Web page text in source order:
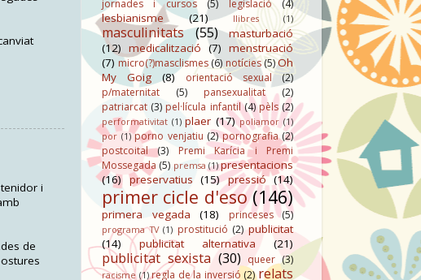
i
de
jornades i cursos
(5) legislació (4)
lesbianisme (21) llibres (1)
masculinitats (55)
masturbació
(12) medicalització (7) menstruació
(7) micro(?)masclismes (6) notícies(5)Oh
My Goig
(8) orientació sexual
(2)
p/maternitat
(5) pansexualitat
(2)
patriarcat (3) pel·lícula infantil (4) pèls (2)
performativitat (1) plaer (17) poliamor (1)
por (1) porno venjatiu (2) pornografia (2)
postcoital
(3)
Premi Karícia i Premi
Mossegada (5) premsa (1) presentacions
(16) preservatius (15) pressió (14)
primer cicle d'eso (146)
primera vegada (18) princeses (5)
programa TV (1) prostitució (2) publicitat
(14)
publicitat alternativa (21)
publicitat sexista (30) queer (3)
racisme (1) regla de la inversió (2) relats